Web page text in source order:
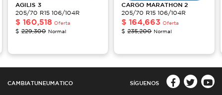
AGILIS 3
205/70 R15 106/104R
$ 160,518 Oferta
$229,300 Normal
CARGO MARATHON 2
205/70 R15 106/104R
$ 164,663 Oferta
$ 235,200 Normal
CAMBIATUNEUMATICO SÍGUENOS